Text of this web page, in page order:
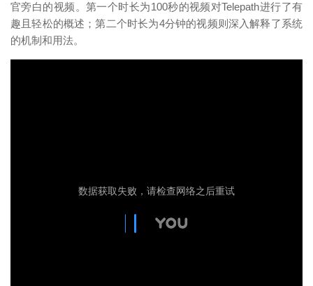
官旁白的视频。第一个时长为100秒的视频对Telepath进行了有
趣且轻松的概述；第二个时长为4分钟的视频则深入解释了系统
的机制和用法。